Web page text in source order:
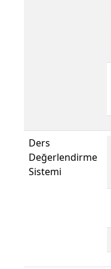
Ders
Değerlendirme
Sistemi